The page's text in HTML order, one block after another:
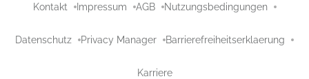
Kontakt Impressum AGB Nutzungsbedingungen
Datenschutz Privacy Manager Barrierefreiheitserklaerung
Karriere